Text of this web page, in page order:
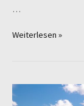
…
Siemens
009
im
Weiterlesen »